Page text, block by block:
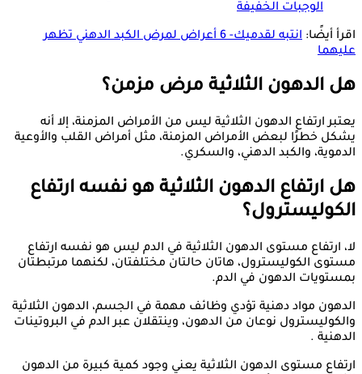
الوجبات الخفيفة
اقرأ أيضًا:
انتبه لقدميك- 6 أعراض لمرض الكبد الدهني تظهر
عليهما
هل الدهون الثلاثية مرض مزمن؟
يعتبر ارتفاع الدهون الثلاثية ليس من الأمراض المزمنة، إلا أنه
يشكل خطرًا لبعض الأمراض المزمنة، مثل أمراض القلب والأوعية
الدموية، والكبد الدهني، والسكري.
هل ارتفاع الدهون الثلاثية هو نفسه ارتفاع
الكوليسترول؟
لا، ارتفاع مستوى الدهون الثلاثية في الدم ليس هو نفسه ارتفاع
مستوى الكوليسترول، هاتان حالتان مختلفتان، لكنهما مرتبطتان
بمستويات الدهون في الدم.
الدهون مواد دهنية تؤدي وظائف مهمة في الجسم، الدهون الثلاثية
والكوليسترول نوعان من الدهون، وينتقلان عبر الدم في البروتينات
الدهنية .
ارتفاع مستوى الدهون الثلاثية يعني وجود كمية كبيرة من الدهون